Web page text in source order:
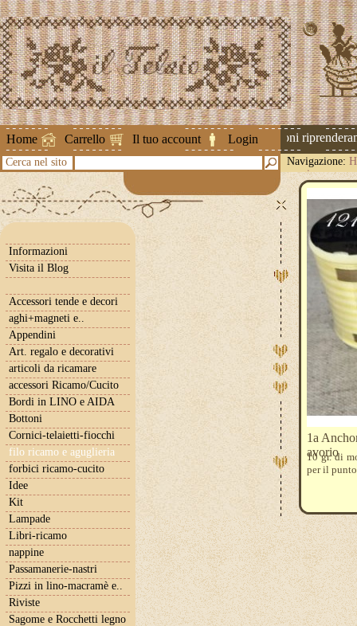
Home Carrello Il tuo account Login
Attenzione ! Le spedizioni
Cerca nel sito Navigazione:
avorio
Informazioni
Visita il Blog
Accessori tende e decori
aghi+magneti e..
Appendini
Art. regalo e decorativi
articoli da ricamare
accessori Ricamo/Cucito
Bordi in LINO e AIDA
Bottoni
Cornici-telaietti-fiocchi
filo ricamo e aguglieria
forbici ricamo-cucito
Idee
Kit
Lampade
Libri-ricamo
nappine
Passamanerie-nastri
Pizzi in lino-macramè e..
Riviste
Sagome e Rocchetti legno
1a
avorio
10 gr. di
per il